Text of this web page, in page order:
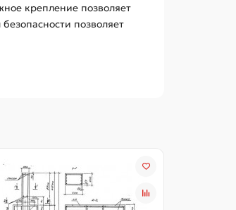
крепление позволяет
позволяет